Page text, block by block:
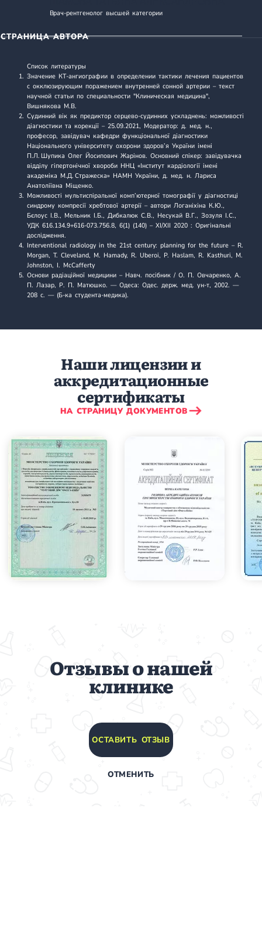
Врач-рентгенолог высшей категории
СТРАНИЦА АВТОРА
Список литературы
Значение КТ-ангиографии в определении тактики лечения пациентов
с окклюзирующим поражением внутренней сонной артерии– текст
научной статьи по специальности "Клиническая медицина",
Вишнякова М.В.
Судинний вік як предиктор серцево-судинних ускладнень: можливості
діагностики та корекції– 25.09.2021, Модератор: д. мед. н.,
професор, завідувач кафедри функціональної діагностики
Національного університету охорони здоров’я України імені
П.Л. Шупика Олег Йосипович Жарінов. Основний спікер: завідувачка
відділу гіпертонічної хвороби ННЦ «Інститут кардіології імені
академіка М.Д. Стражеска» НАМН України, д. мед. н. Лариса
Анатоліївна Міщенко.
Можливості мультиспіральної комп’ютерної томографії у діагностиці
синдрому компресії хребтової артерії– автори Логаніхіна К.Ю.,
Бєлоус І.В., Мельник І.Б., Дибкалюк С.В., Несукай В.Г., Зозуля І.С.,
УДК 616.134.9+616-073.756.8, 6(1) (140) – XI/XII 2020 : Оригінальні
дослідження.
Interventional radiology in the 21st century: planning for the future– R.
Morgan, T. Cleveland, M. Hamady, R. Uberoi, P. Haslam, R. Kasthuri, M.
Johnston, I. McCafferty
Основи радіаційної медицини– Навч. посібник / О. П. Овчаренко, А.
П. Лазар, Р. П. Матюшко. — Одеса: Одес. держ. мед. ун-т, 2002. —
208 с. — (Б-ка студента-медика).
Наши лицензии и
аккредитационные
сертификаты
НА СТРАНИЦУ ДОКУМЕНТОВ
Отзывы о нашей
клинике
ОСТАВИТЬ ОТЗЫВ
ОТМЕНИТЬ